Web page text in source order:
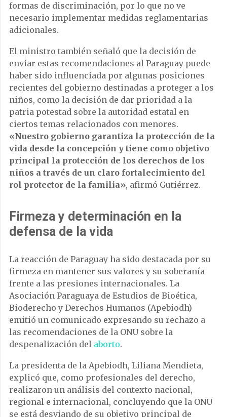
formas de discriminación, por lo que no ve
necesario implementar medidas reglamentarias
adicionales.
El ministro también señaló que la decisión de
enviar estas recomendaciones al Paraguay puede
haber sido influenciada por algunas posiciones
recientes del gobierno destinadas a proteger a los
niños, como la decisión de dar prioridad a la
patria potestad sobre la autoridad estatal en
ciertos temas relacionados con menores.
«Nuestro gobierno garantiza la protección de la
vida desde la concepción y tiene como objetivo
principal la protección de los derechos de los
niños a través de un claro fortalecimiento del
rol protector de la familia», afirmó Gutiérrez.
Firmeza y determinación en la
defensa de la vida
La reacción de Paraguay ha sido destacada por su
firmeza en mantener sus valores y su soberanía
frente a las presiones internacionales. La
Asociación Paraguaya de Estudios de Bioética,
Bioderecho y Derechos Humanos (Apebiodh)
emitió un comunicado expresando su rechazo a
las recomendaciones de la ONU sobre la
despenalización del aborto.
La presidenta de la Apebiodh, Liliana Mendieta,
explicó que, como profesionales del derecho,
realizaron un análisis del contexto nacional,
regional e internacional, concluyendo que la ONU
se está desviando de su objetivo principal de